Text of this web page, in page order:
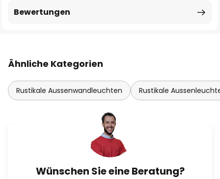
Bewertungen
Ähnliche Kategorien
Rustikale Aussenwandleuchten Rustikale
Wünschen Sie eine Beratung?